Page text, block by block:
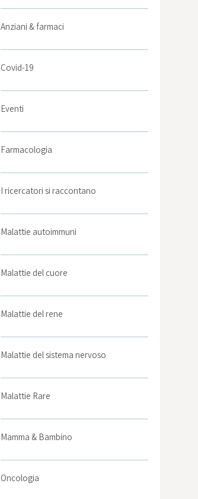
Anziani & farmaci
Covid-19
Eventi
Farmacologia
I ricercatori si raccontano
Malattie autoimmuni
Malattie del cuore
Malattie del rene
Malattie del sistema nervoso
Malattie Rare
Mamma & Bambino
Oncologia